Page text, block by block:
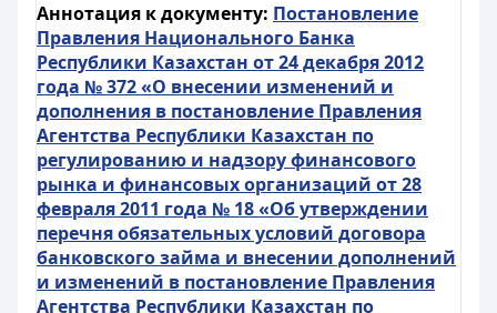
Аннотация к документу: Постановление
Правления Национального Банка
Республики Казахстан от 24 декабря 2012
года № 372 «О внесении изменений и
дополнения в постановление Правления
Агентства Республики Казахстан по
регулированию и надзору финансового
рынка и финансовых организаций от 28
февраля 2011 года № 18 «Об утверждении
перечня обязательных условий договора
банковского займа и внесении дополнений
и изменений в постановление Правления
Агентства Республики Казахстан по